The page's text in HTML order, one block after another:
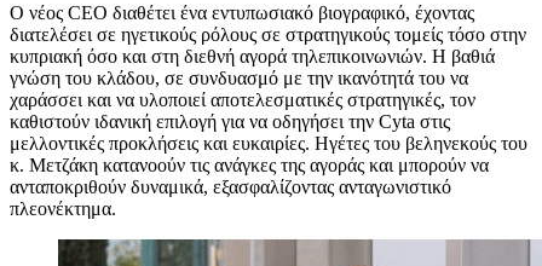
Ο νέος CEO διαθέτει ένα εντυπωσιακό βιογραφικό, έχοντας
διατελέσει σε ηγετικούς ρόλους σε στρατηγικούς τομείς τόσο στην
κυπριακή όσο και στη διεθνή αγορά τηλεπικοινωνιών. Η βαθιά
γνώση του κλάδου, σε συνδυασμό με την ικανότητά του να
χαράσσει και να υλοποιεί αποτελεσματικές στρατηγικές, τον
καθιστούν ιδανική επιλογή για να οδηγήσει την Cyta στις
μελλοντικές προκλήσεις και ευκαιρίες. Ηγέτες του βεληνεκούς του
κ. Μετζάκη κατανοούν τις ανάγκες της αγοράς και μπορούν να
ανταποκριθούν δυναμικά, εξασφαλίζοντας ανταγωνιστικό
πλεονέκτημα.